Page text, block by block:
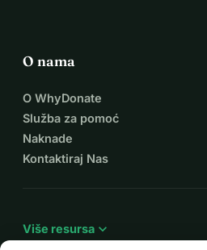
O nama
O WhyDonate
Služba za pomoć
Naknade
Kontaktiraj Nas
Više resursa expand_more